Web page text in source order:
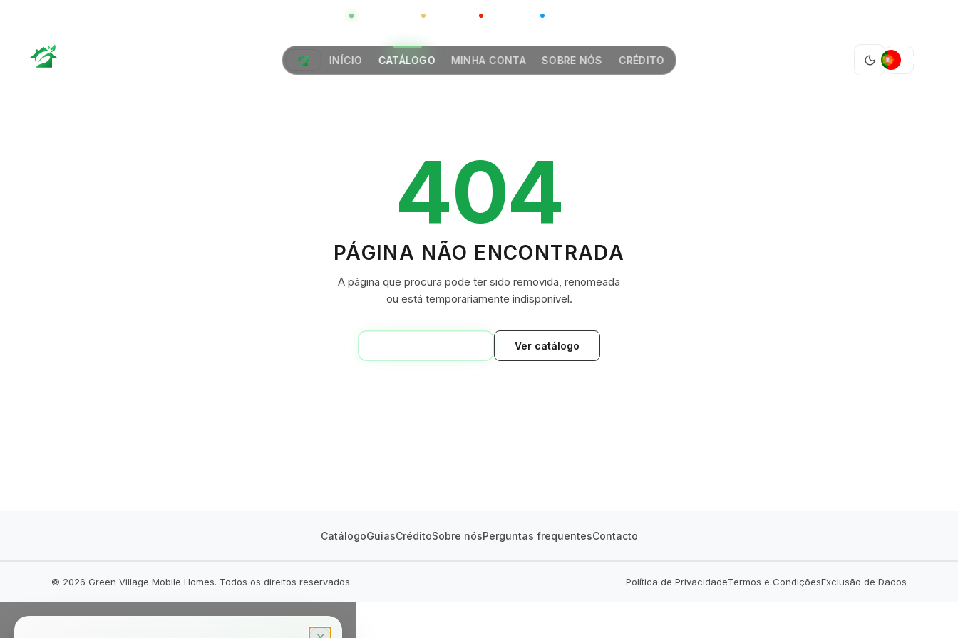
GLOBAL CHINA
INÍCIO CATÁLOGO MINHA CONTA SOBRE NÓS CRÉDITO
GREEN VILLAGE
404
PÁGINA NÃO ENCONTRADA
A página que procura pode ter sido removida, renomeada
ou está temporariamente indisponível.
Ver catálogo
CatálogoGuiasCréditoSobre nósPerguntas frequentesContacto
© 2026 Green Village Mobile Homes. Todos os direitos reservados. Política de PrivacidadeTermos e CondiçõesExclusão de Dados